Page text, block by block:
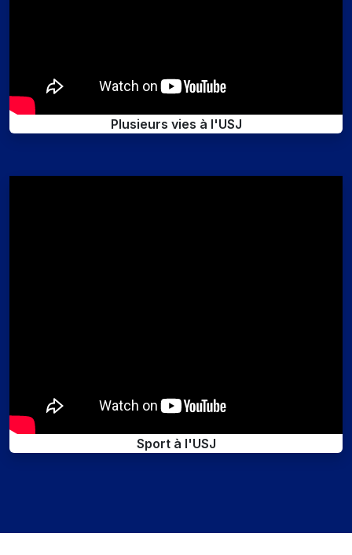
Plusieurs vies à l'USJ
Sport à l'USJ